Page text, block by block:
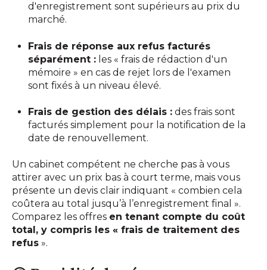
d'enregistrement sont supérieurs au prix du
marché.
Frais de réponse aux refus facturés
séparément : les « frais de rédaction d'un
mémoire » en cas de rejet lors de l'examen
sont fixés à un niveau élevé.
Frais de gestion des délais : des frais sont
facturés simplement pour la notification de la
date de renouvellement.
Un cabinet compétent ne cherche pas à vous
attirer avec un prix bas à court terme, mais vous
présente un devis clair indiquant « combien cela
coûtera au total jusqu’à l’enregistrement final ».
Comparez les offres en tenant compte du coût
total, y compris les « frais de traitement des
refus ».